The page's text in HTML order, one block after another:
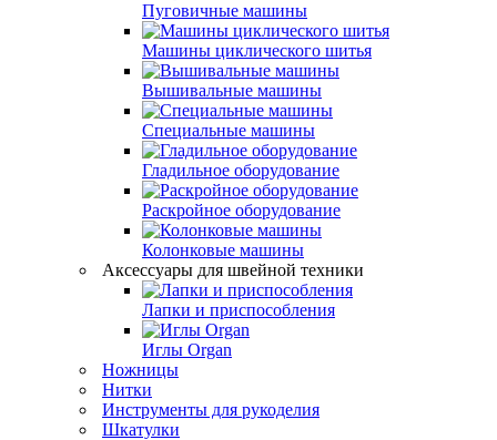
Пуговичные машины
Машины циклического шитья
Вышивальные машины
Специальные машины
Гладильное оборудование
Раскройное оборудование
Колонковые машины
Аксессуары для швейной техники
Лапки и приспособления
Иглы Organ
Ножницы
Нитки
Инструменты для рукоделия
Шкатулки